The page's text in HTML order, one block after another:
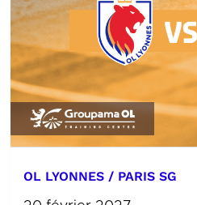
OL LYONNES / PARIS SG